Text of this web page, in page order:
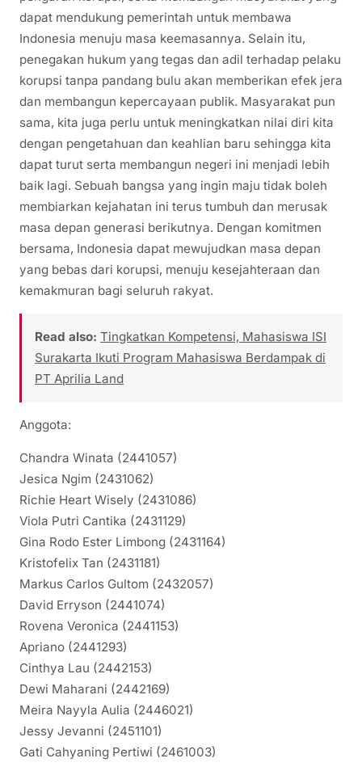
dapat mendukung pemerintah untuk membawa
Indonesia menuju masa keemasannya. Selain itu,
penegakan hukum yang tegas dan adil terhadap pelaku
korupsi tanpa pandang bulu akan memberikan efek jera
dan membangun kepercayaan publik. Masyarakat pun
sama, kita juga perlu untuk meningkatkan nilai diri kita
dengan pengetahuan dan keahlian baru sehingga kita
dapat turut serta membangun negeri ini menjadi lebih
baik lagi. Sebuah bangsa yang ingin maju tidak boleh
membiarkan kejahatan ini terus tumbuh dan merusak
masa depan generasi berikutnya. Dengan komitmen
bersama, Indonesia dapat mewujudkan masa depan
yang bebas dari korupsi, menuju kesejahteraan dan
kemakmuran bagi seluruh rakyat.
Read also: Tingkatkan Kompetensi, Mahasiswa ISI
Surakarta Ikuti Program Mahasiswa Berdampak di
PT Aprilia Land
Anggota:
Chandra Winata (2441057)
Jesica Ngim (2431062)
Richie Heart Wisely (2431086)
Viola Putri Cantika (2431129)
Gina Rodo Ester Limbong (2431164)
Kristofelix Tan (2431181)
Markus Carlos Gultom (2432057)
David Erryson (2441074)
Rovena Veronica (2441153)
Apriano (2441293)
Cinthya Lau (2442153)
Dewi Maharani (2442169⁠)
Meira Nayyla Aulia (2446021)
Jessy Jevanni (2451101)
Gati Cahyaning Pertiwi (2461003)